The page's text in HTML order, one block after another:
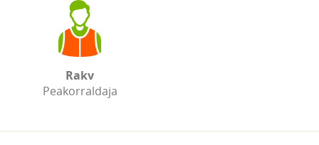
Rakv
Peakorraldaja